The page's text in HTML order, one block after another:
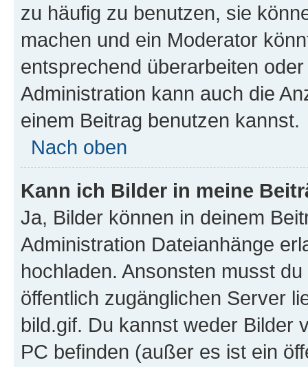
zu häufig zu benutzen, sie
machen und ein Moderator
entsprechend überarbeiten
Administration kann auch die
einem Beitrag benutzen kannst.
Nach oben
Kann ich Bilder in meine
Ja, Bilder können in deinem
Administration Dateianhänge
hochladen. Ansonsten musst
öffentlich zugänglichen Server
bild.gif. Du kannst weder Bilder
PC befinden (außer es ist ein